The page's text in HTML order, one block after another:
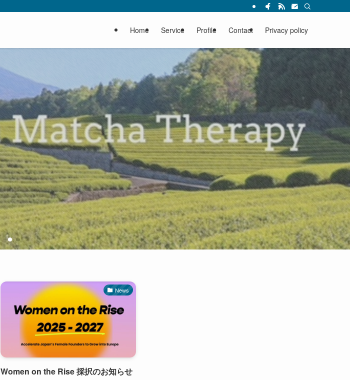
Home Service Profile Contact Privacy policy
News
Women on the Rise 採択のお知らせ